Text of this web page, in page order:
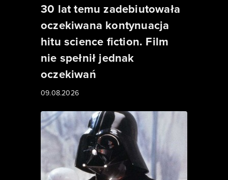
30 lat temu zadebiutowała
oczekiwana kontynuacja
hitu science fiction. Film
nie spełnił jednak
oczekiwań
09.08.2026